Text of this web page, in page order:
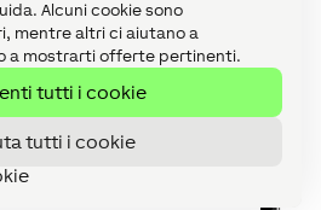
Alcuni cookie sono
mentre altri ci aiutano a
a mostrarti offerte pertinenti.
tutti i cookie
tutti i cookie